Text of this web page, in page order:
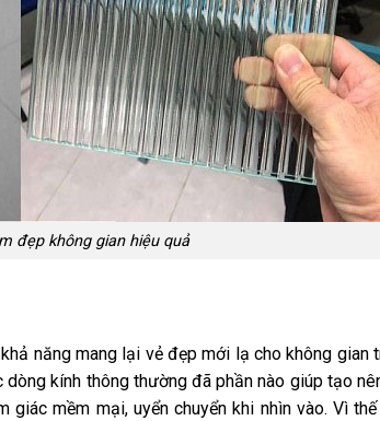
đẹp không gian hiệu quả
năng mang lại vẻ đẹp mới lạ cho không gian
kính thông thường đã phần nào giúp tạo
mềm mại, uyển chuyển khi nhìn vào. Vì